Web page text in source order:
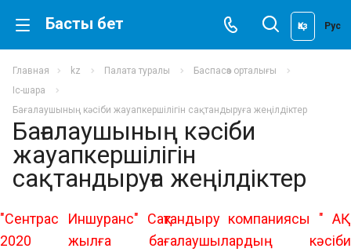
Басты бет Қаз Рус
Главная kz Палата туралы
Баспасөз орталығы
Іс-шара
Бағалаушының кәсіби жауапкершілігін сақтандыруға жеңілдіктер
Бағалаушының кәсіби
жауапкершілігін
сақтандыруға жеңілдіктер
"Сентрас Иншуранс" Сақтандыру компаниясы " АҚ
2020 жылға бағалаушылардың кәсіби